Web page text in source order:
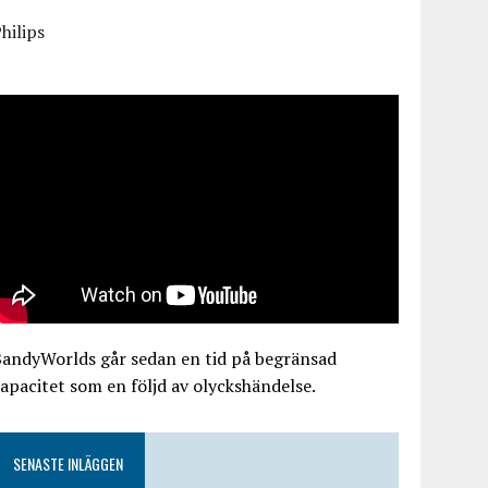
går sedan en tid på begränsad
som en följd av olyckshändelse.
SENASTE INLÄGGEN